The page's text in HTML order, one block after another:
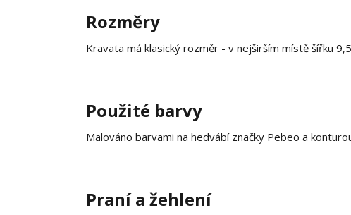
Rozměry
Kravata má klasický rozměr - v nejširším místě šířku
Použité barvy
Malováno barvami na hedvábí značky Pebeo a
Praní a žehlení